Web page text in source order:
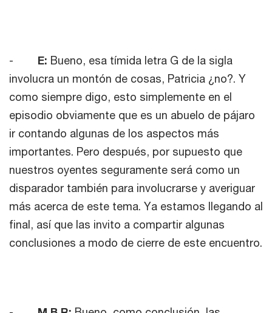
- E: Bueno, esa tímida letra G de la sigla
involucra un montón de cosas, Patricia ¿no?. Y
como siempre digo, esto simplemente en el
episodio obviamente que es un abuelo de pájaro
ir contando algunas de los aspectos más
importantes. Pero después, por supuesto que
nuestros oyentes seguramente será como un
disparador también para involucrarse y averiguar
más acerca de este tema. Ya estamos llegando al
final, así que las invito a compartir algunas
conclusiones a modo de cierre de este encuentro.